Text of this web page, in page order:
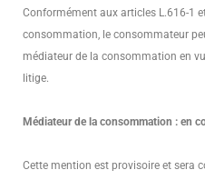
Conformément aux articles L.616-1
consommation, le consommateur
médiateur de la consommation en
litige.
Médiateur de la consommation : en
Cette mention est provisoire et sera